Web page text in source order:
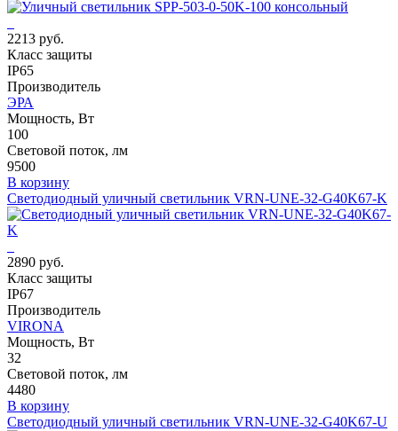
2213 руб.
Класс защиты
IP65
Производитель
ЭРА
Мощность, Вт
100
Световой поток, лм
9500
В корзину
Светодиодный уличный светильник VRN-UNE-32-G40K67-K
2890 руб.
Класс защиты
IP67
Производитель
VIRONA
Мощность, Вт
32
Световой поток, лм
4480
В корзину
Светодиодный уличный светильник VRN-UNE-32-G40K67-U